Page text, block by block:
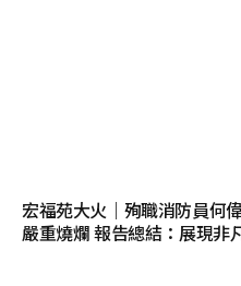
宏福苑大火｜殉職消防員何
嚴重燒爛 報告總結：展現非